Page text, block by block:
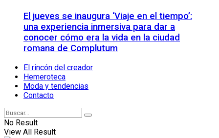
El jueves se inaugura ‘Viaje en el tiempo’:
una experiencia inmersiva para dar a
conocer cómo era la vida en la ciudad
romana de Complutum
El rincón del creador
Hemeroteca
Moda y tendencias
Contacto
No Result
View All Result